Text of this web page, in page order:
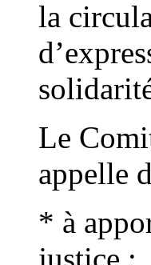
la
Le
appelle
* à